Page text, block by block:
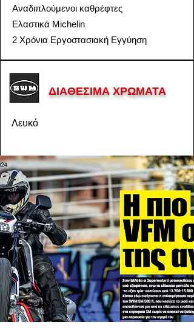
Αναδιπλούμενοι καθρέφτες
Ελαστικά Michelin
2 Χρόνια Εργοστασιακή Εγγύηση
ΔΙΑΘΕΣΙΜΑ ΧΡΩΜΑΤΑ
Λευκό